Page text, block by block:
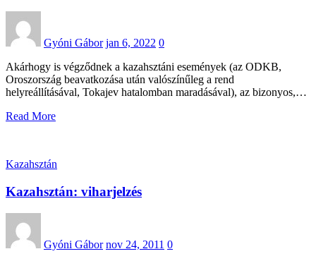
Gyóni Gábor jan 6, 2022 0
Akárhogy is végződnek a kazahsztáni események (az ODKB,
Oroszország beavatkozása után valószínűleg a rend
helyreállításával, Tokajev hatalomban maradásával), az bizonyos,…
Read More
Kazahsztán
Kazahsztán: viharjelzés
Gyóni Gábor nov 24, 2011 0